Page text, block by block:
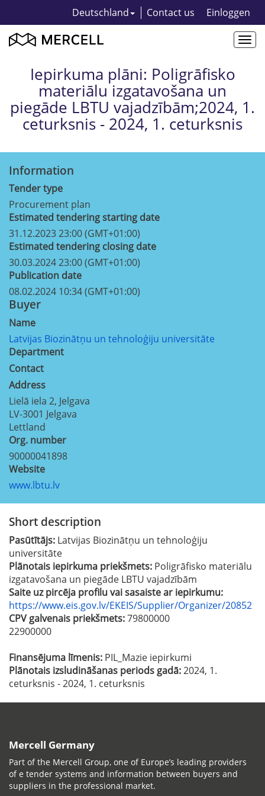
Deutschland Contact us Einloggen
Iepirkuma plāni: Poligrāfisko
materiālu izgatavošana un
piegāde LBTU vajadzībām;2024, 1.
ceturksnis - 2024, 1. ceturksnis
Information
Tender type
Procurement plan
Estimated tendering starting date
31.12.2023 23:00 (GMT+01:00)
Estimated tendering closing date
30.03.2024 23:00 (GMT+01:00)
Publication date
08.02.2024 10:34 (GMT+01:00)
Buyer
Name
Latvijas Biozinātņu un tehnoloģiju universitāte
Department
Contact
Address
Lielā iela 2, Jelgava
LV-3001 Jelgava
Lettland
Org. number
90000041898
Website
www.lbtu.lv
Short description
Pasūtītājs: Latvijas Biozinātņu un tehnoloģiju
universitāte
Plānotais iepirkuma priekšmets: Poligrāfisko materiālu
izgatavošana un piegāde LBTU vajadzībām
Saite uz pircēja profilu vai sasaiste ar iepirkumu:
https://www.eis.gov.lv/EKEIS/Supplier/Organizer/20852
CPV galvenais priekšmets:79800000
22900000
Finansējuma līmenis: PIL_Mazie iepirkumi
Plānotais izsludināšanas periods gadā:2024, 1.
ceturksnis - 2024, 1. ceturksnis
Mercell Germany
Part of the Mercell Group, one of Europe’s leading providers
of e tender systems and information between buyers and
suppliers in the professional market.